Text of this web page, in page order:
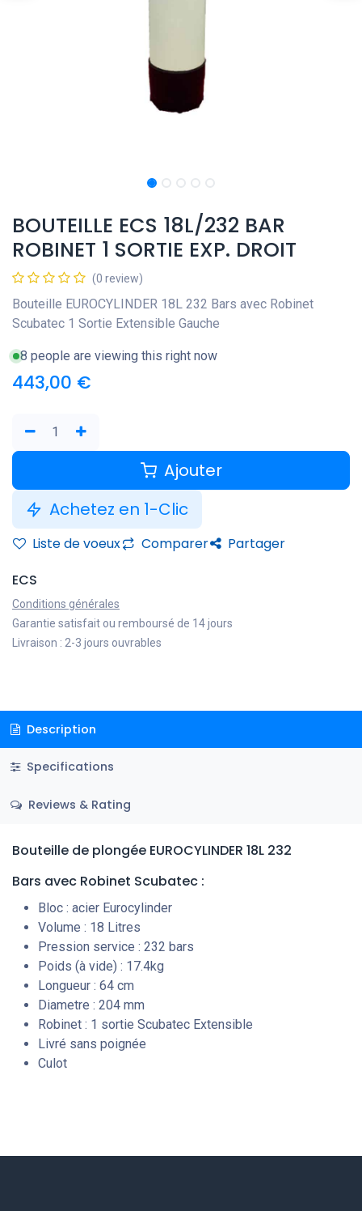
BOUTEILLE ECS 18L/232 BAR
ROBINET 1 SORTIE EXP. DROIT
(0 review)
Bouteille EUROCYLINDER 18L 232 Bars avec Robinet
Scubatec 1 Sortie Extensible Gauche
8 people are viewing this right now
443,00 €
Ajouter
Achetez en 1-Clic
Liste de voeux Comparer
Partager
ECS
Conditions générales
Garantie satisfait ou remboursé de 14 jours
Livraison : 2-3 jours ouvrables
Description
Specifications
Reviews & Rating
Bouteille de plongée EUROCYLINDER 18L 232
Bars avec Robinet Scubatec :
Bloc : acier Eurocylinder
Volume : 18 Litres
Pression service : 232 bars
Poids (à vide) : 17.4kg
Longueur : 64 cm
Diametre : 204 mm
Robinet : 1 sortie Scubatec Extensible
Livré sans poignée
Culot